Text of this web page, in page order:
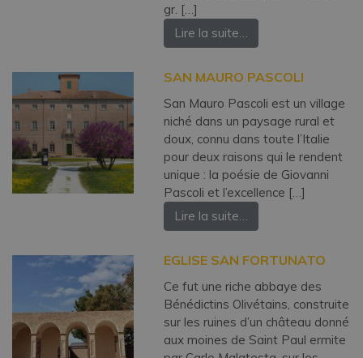
gr. […]
Lire la suite…
SAN MAURO PASCOLI
San Mauro Pascoli est un village
niché dans un paysage rural et
doux, connu dans toute l’Italie
pour deux raisons qui le rendent
unique : la poésie de Giovanni
Pascoli et l’excellence […]
Lire la suite…
EGLISE SAN FORTUNATO
Ce fut une riche abbaye des
Bénédictins Olivétains, construite
sur les ruines d’un château donné
aux moines de Saint Paul ermite